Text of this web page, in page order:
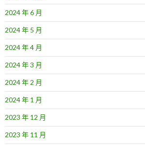
2024 年 6 月
2024 年 5 月
2024 年 4 月
2024 年 3 月
2024 年 2 月
2024 年 1 月
2023 年 12 月
2023 年 11 月